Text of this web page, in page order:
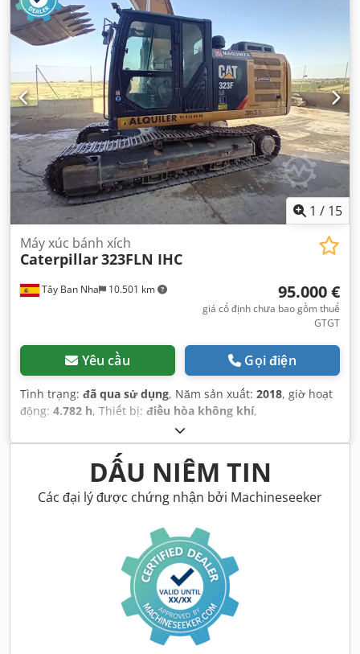
1 / 15
Tây Ban Nha 10.501 km
Máy xúc bánh xích
Caterpillar323FLN IHC
95.000 €
giá cố định chưa bao gồm thuế
GTGT
Yêu cầu Gọi điện
Tình trạng: đã qua sử dụng, Năm sản xuất: 2018, giờ hoạt
động: 4.782 h, Thiết bị: điều hòa không khí,
DẤU NIÊM TIN
Các đại lý được chứng nhận bởi Machineseeker